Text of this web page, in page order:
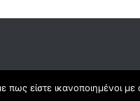
πως είστε ικανοποιημένοι με